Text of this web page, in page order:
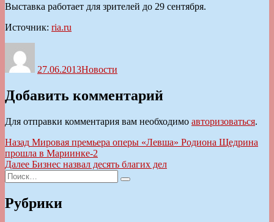
Выставка работает для зрителей до 29 сентября.
Источник: ria.ru
27.06.2013Новости
Добавить комментарий
Для отправки комментария вам необходимо авторизоваться.
Навигация
по
записям
Назад Предыдущая
запись:
Мировая премьера оперы «Левша» Родиона Щедрина
прошла в Мариинке-2
Далее Следующая
Бизнес назвал десять благих дел
Искать:
Поиск
Рубрики